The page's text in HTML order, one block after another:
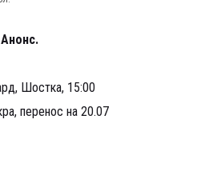
Шостка, 15:00
перенос на 20.07